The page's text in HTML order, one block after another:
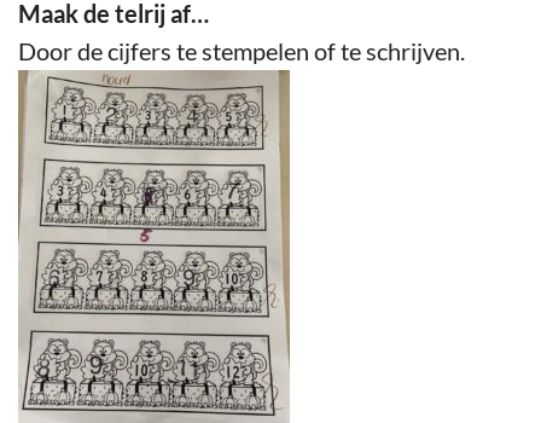
Maak de telrij af…
Door de cijfers te stempelen of te schrijven.